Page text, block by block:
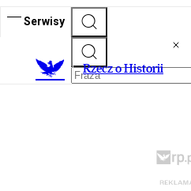
Serwisy
Rzecz o Historii